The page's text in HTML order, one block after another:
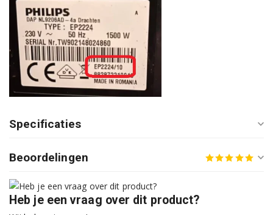
EP2235/40
EP2236/40R1
EP3221/40
EP3241/50
EP3241/50R1
EP3243/50
EP3243/70R1
Specificaties
Beoordelingen
Heb je een vraag over dit product?